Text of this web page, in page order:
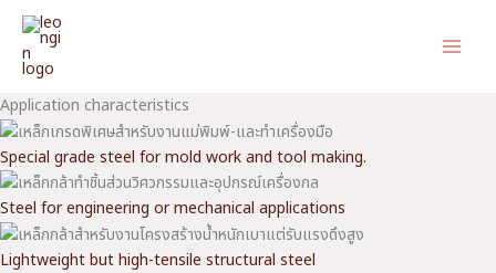
Skip
content
Application characteristics
Special grade steel for mold work and tool making.
Steel for engineering or mechanical applications
Lightweight but high-tensile structural steel